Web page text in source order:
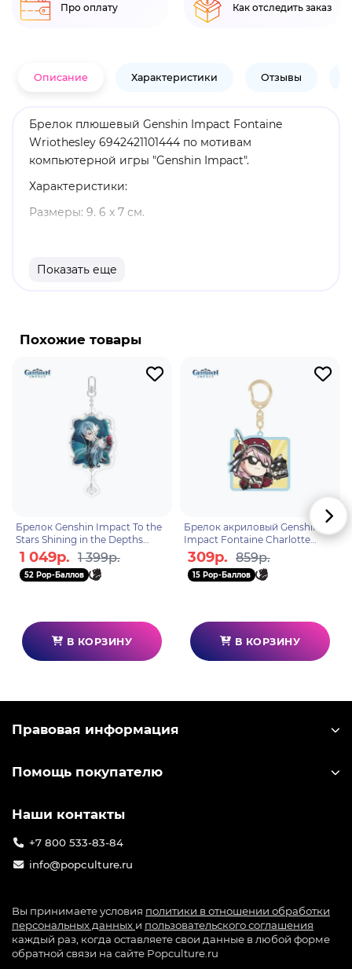
Про оплату Как отследить заказ
Описание Характеристики Отзывы
Брелок плюшевый Genshin Impact Fontaine
Wriothesley 6942421101444 по мотивам
компьютерной игры "Genshin Impact".
Характеристики:
Размеры: 9. 6 x 7 см.
Оригинальный и официально лицензированный
Райотесли - это крио-персонаж,
приемных родителей, чтобы спастиприемных
братьев и сестер, Райотесли был приговорен и
сослан в крепость Меропиде в подростковом
возрасте. В конце концов он стал его
администратором и провел в жизнь ряд реформ
под своим руководством, служа образцом для
подражания заключенным.
Показать еще
Похожие товары
Брелок Genshin Impact To the
Stars Shining in the Depths
Arlecchino 6942421102229
1 049р. 1 399р.
52 Pop-Баллов
В КОРЗИНУ
Брелок акриловый Genshin
Impact Fontaine Charlotte
6942421102533
309р. 859р.
15 Pop-Баллов
В КОРЗИНУ
Правовая информация
Помощь покупателю
Наши контакты
+7 800 533-83-84
info@popculture.ru
Вы принимаете условия политики в отношении обработки
персональных данных и пользовательского соглашения
каждый раз, когда оставляете свои данные в любой форме
обратной связи на сайте Popculture.ru